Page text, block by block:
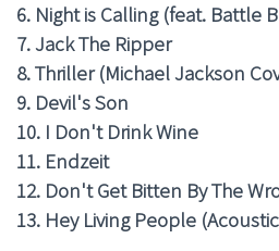
6. Night is Calling (feat. Battle
7. Jack The Ripper
8. Thriller (Michael Jackson
9. Devil's Son
10. I Don't Drink Wine
11. Endzeit
12. Don't Get Bitten By The
13. Hey Living People